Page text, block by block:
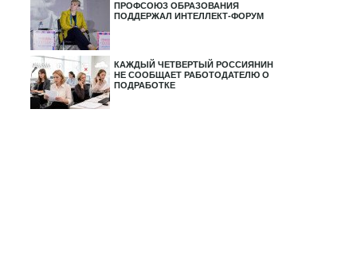
ПРОФСОЮЗ ОБРАЗОВАНИЯ
ПОДДЕРЖАЛ ИНТЕЛЛЕКТ-ФОРУМ
КАЖДЫЙ ЧЕТВЕРТЫЙ РОССИЯНИН
НЕ СООБЩАЕТ РАБОТОДАТЕЛЮ О
ПОДРАБОТКЕ